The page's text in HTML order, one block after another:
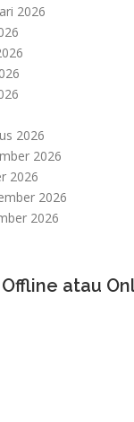
2026
2026
2026
2026
2026
2026
atau